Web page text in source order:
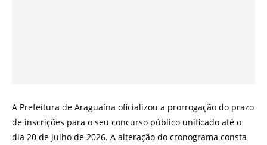
A Prefeitura de Araguaína oficializou a prorrogação do prazo
de inscrições para o seu concurso público unificado até o
dia 20 de julho de 2026. A alteração do cronograma consta